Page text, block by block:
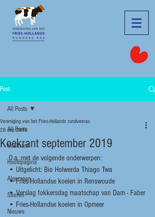
Post
All Posts
Koekrant
Hoofdpagina
Algemeen
Stieren
Nieuws
All Posts
Koekrant september 2019
Vereniging van het Fries-Hollands rundveeras
28 sep 2019
O.a. met de volgende onderwerpen:
• Uitgelicht: Bio Holwerda Thiago Twa
• Fries-Hollandse koeien in Renswoude
• Verslag fokkersdag maatschap van Dam - Faber
• Fries-Hollandse koeien in Opmeer